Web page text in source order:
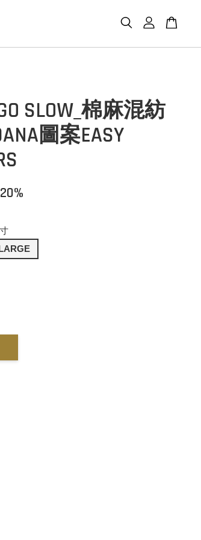
SLOW_棉麻混紡
圖案EASY